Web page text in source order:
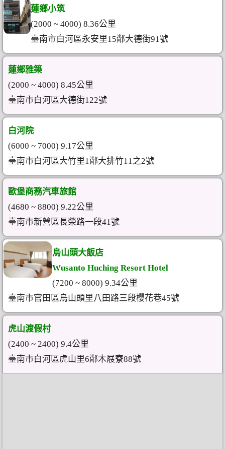
蓮鄉小筑
(2000 ~ 4000) 8.36公里
臺南市白河區永安里15鄰大德街91號
蓮鄉雅築
(2000 ~ 4000) 8.45公里
臺南市白河區大德街122號
白河院
(6000 ~ 7000) 9.17公里
臺南市白河區大竹里1鄰大排竹11之2號
歐堡商務汽車旅館
(4680 ~ 8800) 9.22公里
臺南市新營區長榮路一段41號
烏山頭大飯店
Wusanto Huching Resort Hotel
(7200 ~ 8000) 9.34公里
臺南市官田區烏山頭里八田路三段櫻花巷45號
虎山渡假村
(2400 ~ 2400) 9.4公里
臺南市白河區虎山里6鄰木屐寮88號